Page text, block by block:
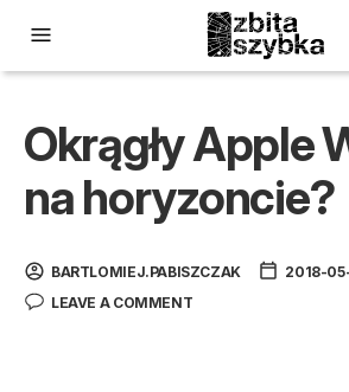
Okrągły Apple
na horyzoncie?
BARTLOMIEJ.PABISZCZAK 2018-
LEAVE A COMMENT